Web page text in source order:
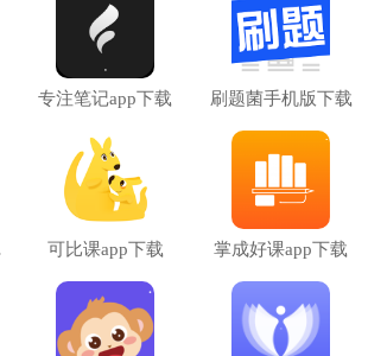
用一线名师讲解,生动的知识点视频讲解配
题；
练习题目，让你加固理解每个知识点，并
难题来回变化，你都能搞定它；
解题过程中，可以方便地在屏幕上进行演
解决题目。
人的全部错题，帮助事半功倍地击破难
做题
时遇到不认识的生字而造成理解上的
。
专注笔记app下载 刷题菌手机版下载
可比课app下载 掌成好课app下载